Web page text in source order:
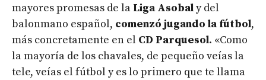
mayores promesas de la Liga Asobaly del
balonmano español, comenzó jugando la fútbol,
más concretamente en el CD Parquesol. «Como
la mayoría de los chavales, de pequeño veías la
tele, veías el fútbol y es lo primero que te llama